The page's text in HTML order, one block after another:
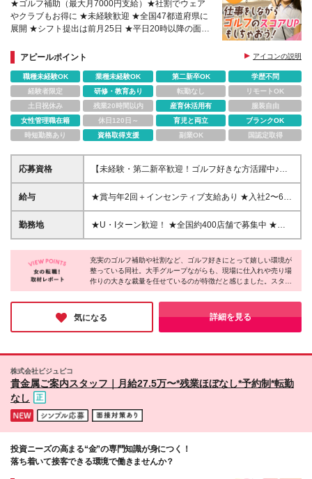
★ゴルフ補助（最大月7000円支給）★社割でウェア
やクラブもお得に ★未経験歓迎 ★全国47都道府県に
展開 ★シフト提出は前月25日 ★平日20時以降の面接
アピールポイント
アイコンの説明
職種未経験OK 業種未経験OK 第二新卒OK
学歴不問
経験者限定
研修・教育あり 転勤なし
リモートOK
土日祝休み
残業20時間以内 産育休活用有
服装自由
女性管理職在籍
休日120日～ 育児と両立
ブランクOK
時短勤務あり
資格取得支援 副業OK 国認定取得
応募資格
【未経験・第二新卒歓迎！ゴルフ好きな方活躍中♪】
▼正社員・契約社員共通 ・学歴不問 ・ゴルフの知識
も不要です！ ▼正社員募集のみ ・35歳以下の方※長
員について ・契約の更新 有（契約期間満了時に判
断） ・更新上限なし ┗1年更新ですが基本的に満期は
しています。 ＼こんな方にピッタリです！／ ★趣味
のゴルフを活かして、楽しくお仕事がしたい方 ★お
客様との会話を楽しみたい方 ★同僚と相談し合える
給与
★賞与年2回＋インセンティブ支給あり ★入社2〜6年
目で年収413万円〜500万円台後半の実績あり ■月給
25万6000円〜35万円＋賞与年2回＋各種手当 ※経
加支給。 ※正社員は賞与満額、契約社員は6割、エリ
ア限定契約社員は3割支給となります。 ※3ヶ月の試
用期間あり。期間中の給与・待遇に変更はありませ
カー主催・自社主催を問わず、 さまざまなキャンペ
ーンを頻繁に開催しています。 自社キャンペーンで
は、プライベートブランド商品などの販売実績に応じ
勤務地
★U・Iターン歓迎！ ★全国約400店舗で募集中 ★店
舗によっては、車通勤も可能です！ 北海道から沖縄
まで、全国47都道府県にある直営店舗で募集中！ ご
希望や通勤方法などを考慮の上、配属先を決定しま
す。 ※詳細は、当社HP＜
https://www.golfpartner.co.jp/search/＞をご覧くださ
い。 ※異動時の引っ越し費用は当社が負担します。
※(変更の範囲)上記を除く当社関連勤務地
充実のゴルフ補助や社割など、ゴルフ好きにとって嬉しい環境が
整っている同社。大手グループながらも、現場に仕入れや売り場
作りの大きな裁量を任せているのが特徴だと感じました。スタッ
フがお客様の顔を思い浮かべながら働いているお話から、イキイ
キとした職場の雰囲気が伝わってくる取材でした。好きなゴルフ
を仲間と楽しみながら、安定したキャリアを叶えたい方にピッタ
リの環境だと思います。
気になる 詳細を見る
株式会社ビジュピコ
貴金属ご案内スタッフ｜月給27.5万〜*残業ほぼなし*予約制*転勤
なし
投資ニーズの高まる“金”の専門知識が身につく！
落ち着いて接客できる環境で働きませんか？